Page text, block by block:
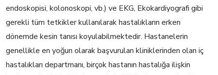
endoskopisi, kolonoskopi, vb.) ve EKG, Ekokardiyografi gibi
gerekli tüm tetkikler kullanılarak hastalıkların erken
dönemde kesin tanısı koyulabilmektedir. Hastanelerin
genellikle en yoğun olarak başvurulan kliniklerinden olan iç
hastalıkları departmanı, birçok hastanın hastalığa ilişkin